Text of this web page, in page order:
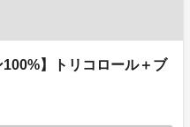
】トリコロール＋ブ